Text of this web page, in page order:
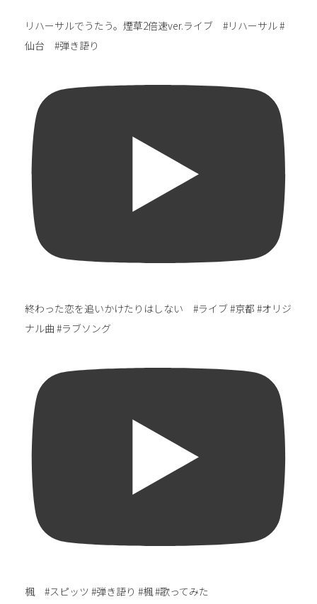
リハーサルでうたう。煙草2倍速ver.ライブ #リハーサル #
仙台 #弾き語り
終わった恋を追いかけたりはしない #ライブ #京都 #オリジ
ナル曲 #ラブソング
楓 #スピッツ #弾き語り #楓 #歌ってみた